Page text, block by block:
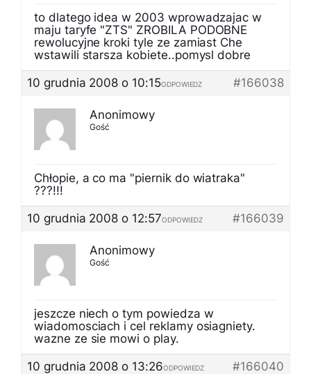
to dlatego idea w 2003 wprowadzajac w
maju taryfe "ZTS" ZROBILA PODOBNE
rewolucyjne kroki tyle ze zamiast Che
wstawili starsza kobiete..pomysl dobre
10 grudnia 2008 o 10:15
#166038
ODPOWIEDZ
Anonimowy
Gość
Chłopie, a co ma "piernik do wiatraka"
???!!!
10 grudnia 2008 o 12:57
#166039
ODPOWIEDZ
Anonimowy
Gość
jeszcze niech o tym powiedza w
wiadomosciach i cel reklamy osiagniety.
wazne ze sie mowi o play.
10 grudnia 2008 o 13:26
#166040
ODPOWIEDZ